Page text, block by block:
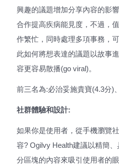
興趣的議題增加分享內容的影
合作提高疾病能見度，不過，
作繁忙，同時處理多項事務，
此如何將想表達的議題以故事
容更容易散播(go viral)。
前三名為:必治妥施貴寶(4.3分)
社群體驗和設計:
如果你是使用者，從手機瀏覽
容? Ogilvy Health建議以精簡
分區塊的內容來吸引使用者的